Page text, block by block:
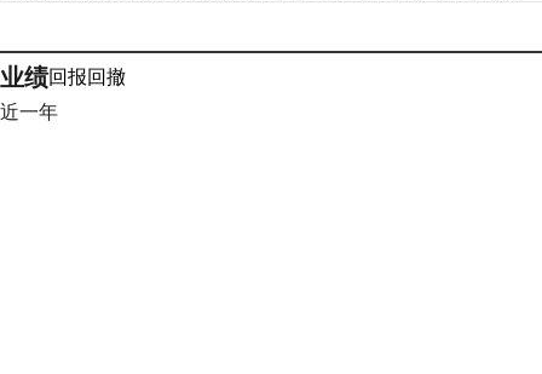
业绩回报回撤
近一年